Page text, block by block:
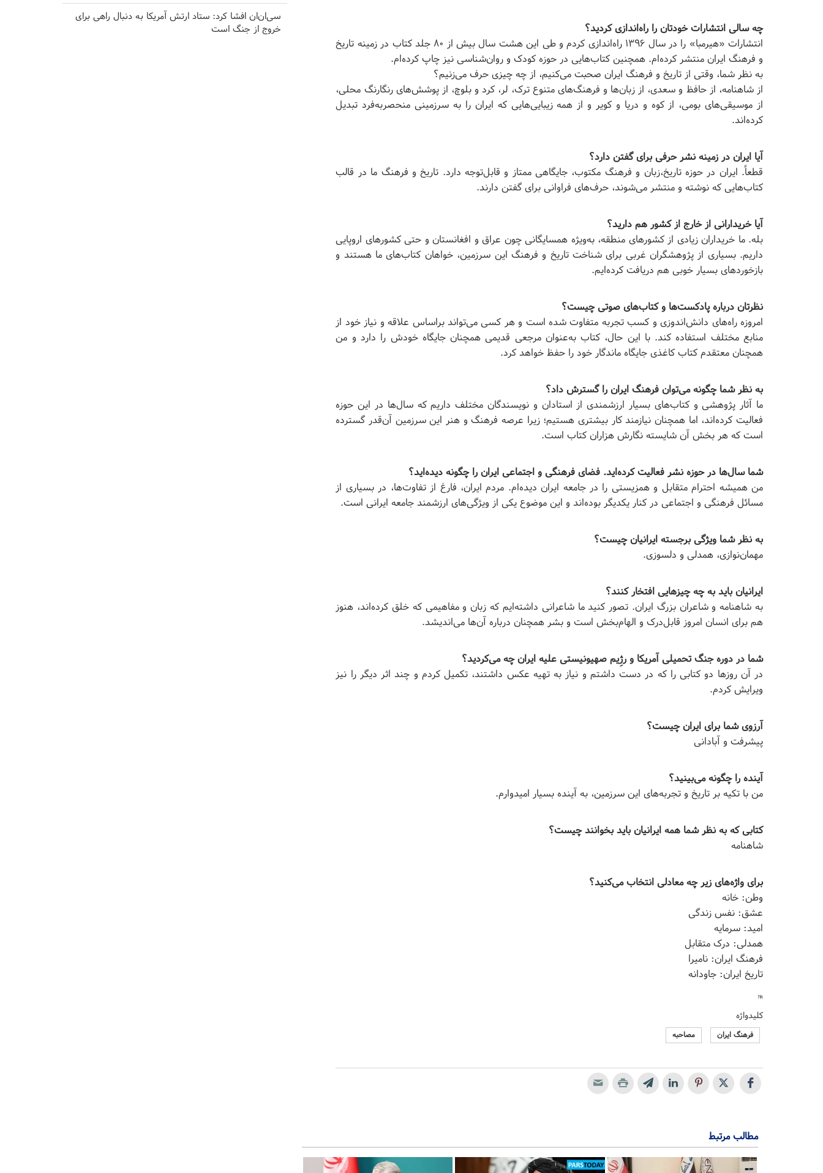
چه سالی انتشارات خودتان را راه‌اندازی کردید؟
انتشارات «هیرمبا» را در سال ۱۳۹۶ راه‌اندازی کردم و طی این هشت سال بیش از ۸۰ جلد کتاب در زمینه تاریخ
و فرهنگ ایران منتشر کرده‌ام. همچنین کتاب‌هایی در حوزه کودک و روان‌شناسی نیز چاپ کرده‌ام.
به نظر شما، وقتی از تاریخ و فرهنگ ایران صحبت می‌کنیم، از چه چیزی حرف می‌زنیم؟
از شاهنامه، از حافظ و سعدی، از زبان‌ها و فرهنگ‌های متنوع ترک، لر، کرد و بلوچ، از پوشش‌های رنگارنگ محلی،
از موسیقی‌های بومی، از کوه و دریا و کویر و از همه زیبایی‌هایی که ایران را به سرزمینی منحصربه‌فرد تبدیل
کرده‌اند.
آیا ایران در زمینه نشر حرفی برای گفتن دارد؟
قطعاً. ایران در حوزه تاریخ،زبان و فرهنگ مکتوب، جایگاهی ممتاز و قابل‌توجه دارد. تاریخ و فرهنگ ما در قالب
کتاب‌هایی که نوشته و منتشر می‌شوند، حرف‌های فراوانی برای گفتن دارند.
آیا خریدارانی از خارج از کشور هم دارید؟
بله. ما خریداران زیادی از کشورهای منطقه، به‌ویژه همسایگانی چون عراق و افغانستان و حتی کشورهای اروپایی
داریم. بسیاری از پژوهشگران غربی برای شناخت تاریخ و فرهنگ این سرزمین، خواهان کتاب‌های ما هستند و
بازخوردهای بسیار خوبی هم دریافت کرده‌ایم.
نظرتان درباره پادکست‌ها و کتاب‌های صوتی چیست؟
امروزه راه‌های دانش‌اندوزی و کسب تجربه متفاوت شده است و هر کسی می‌تواند براساس علاقه و نیاز خود از
منابع مختلف استفاده کند. با این حال، کتاب به‌عنوان مرجعی قدیمی همچنان جایگاه خودش را دارد و من
همچنان معتقدم کتاب کاغذی جایگاه ماندگار خود را حفظ خواهد کرد.
به نظر شما چگونه می‌توان فرهنگ ایران را گسترش داد؟
ما آثار پژوهشی و کتاب‌های بسیار ارزشمندی از استادان و نویسندگان مختلف داریم که سال‌ها در این حوزه
فعالیت کرده‌اند، اما همچنان نیازمند کار بیشتری هستیم؛ زیرا عرصه فرهنگ و هنر این سرزمین آن‌قدر گسترده
است که هر بخش آن شایسته نگارش هزاران کتاب است.
شما سال‌ها در حوزه نشر فعالیت کرده‌اید. فضای فرهنگی و اجتماعی ایران را چگونه دیده‌اید؟
من همیشه احترام متقابل و همزیستی را در جامعه ایران دیده‌ام. مردم ایران، فارغ از تفاوت‌ها، در بسیاری از
مسائل فرهنگی و اجتماعی در کنار یکدیگر بوده‌اند و این موضوع یکی از ویژگی‌های ارزشمند جامعه ایرانی است.
به نظر شما ویژگی برجسته ایرانیان چیست؟
مهمان‌نوازی، همدلی و دلسوزی.
ایرانیان باید به چه چیزهایی افتخار کنند؟
به شاهنامه و شاعران بزرگ ایران. تصور کنید ما شاعرانی داشته‌ایم که زبان و مفاهیمی که خلق کرده‌اند، هنوز
هم برای انسان امروز قابل‌درک و الهام‌بخش است و بشر همچنان درباره آن‌ها می‌اندیشد.
شما در دوره جنگ تحمیلی آمریکا و رژِیم صهیونیستی علیه ایران چه می‌کردید؟
در آن روزها دو کتابی را که در دست داشتم و نیاز به تهیه عکس داشتند، تکمیل کردم و چند اثر دیگر را نیز
ویرایش کردم.
آرزوی شما برای ایران چیست؟
پیشرفت و آبادانی
آینده را چگونه می‌بینید؟
من با تکیه بر تاریخ و تجربه‌های این سرزمین، به آینده بسیار امیدوارم.
کتابی که به نظر شما همه ایرانیان باید بخوانند چیست؟
شاهنامه
برای واژه‌های زیر چه معادلی انتخاب می‌کنید؟
وطن: خانه
عشق: نفس زندگی
امید: سرمایه
همدلی: درک متقابل
فرهنگ ایران: نامیرا
تاریخ ایران: جاودانه
hk
کلیدواژه
فرهنگ ایران مصاحبه
مطالب مرتبط
سی‌ان‌ان افشا کرد: ستاد ارتش آمریکا به دنبال راهی برای
خروج از جنگ است